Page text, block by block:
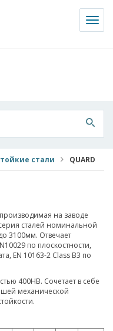
стали QUARD
на заводе
сталей номинальной
3100мм. Отвечает
по плоскостности,
EN 10163-2 Class B3 по
400HB. Сочетает в себе
механической